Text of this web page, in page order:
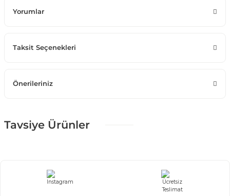
Yorumlar
Taksit Seçenekleri
Önerileriniz
Tavsiye Ürünler